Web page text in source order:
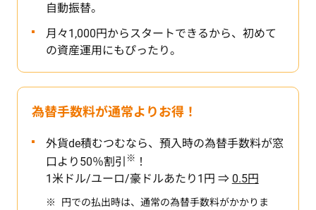
自動振替。
月々1,000円からスタートできるから、初めて
の資産運用にもぴったり。
為替手数料が通常よりお得！
外貨de積むつむなら、預入時の為替手数料が窓
口より50％割引
※ ！
1米ドル/ユーロ/豪ドルあたり1円 ⇒ 0.5円
円での払出時は、通常の為替手数料がかかりま